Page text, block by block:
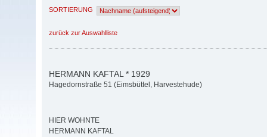
SORTIERUNG
zurück zur Auswahlliste
HERMANN KAFTAL * 1929
Hagedornstraße 51 (Eimsbüttel, Harvestehude)
HIER WOHNTE
HERMANN KAFTAL